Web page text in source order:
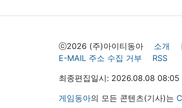
ⓒ2026 (주)아이티동아 소개
E-MAIL 주소 수집 거부
RSS
최종편집일시: 2026.08.08 08:05
게임동아의 모든 콘텐츠(기사)는